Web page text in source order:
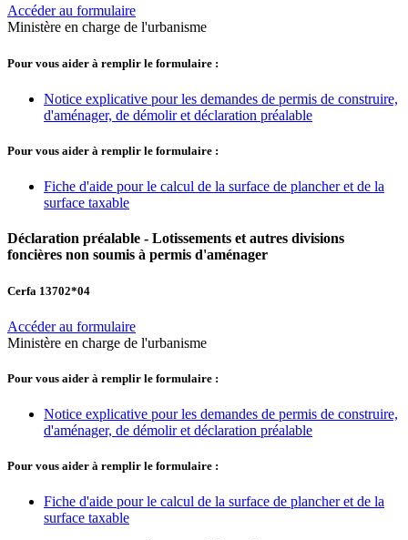
Accéder au formulaire
Ministère en charge de l'urbanisme
Pour vous aider à remplir le formulaire :
Notice explicative pour les demandes de permis de construire,
d'aménager, de démolir et déclaration préalable
Pour vous aider à remplir le formulaire :
Fiche d'aide pour le calcul de la surface de plancher et de la
surface taxable
Déclaration préalable - Lotissements et autres divisions
foncières non soumis à permis d'aménager
Cerfa 13702*04
Accéder au formulaire
Ministère en charge de l'urbanisme
Pour vous aider à remplir le formulaire :
Notice explicative pour les demandes de permis de construire,
d'aménager, de démolir et déclaration préalable
Pour vous aider à remplir le formulaire :
Fiche d'aide pour le calcul de la surface de plancher et de la
surface taxable